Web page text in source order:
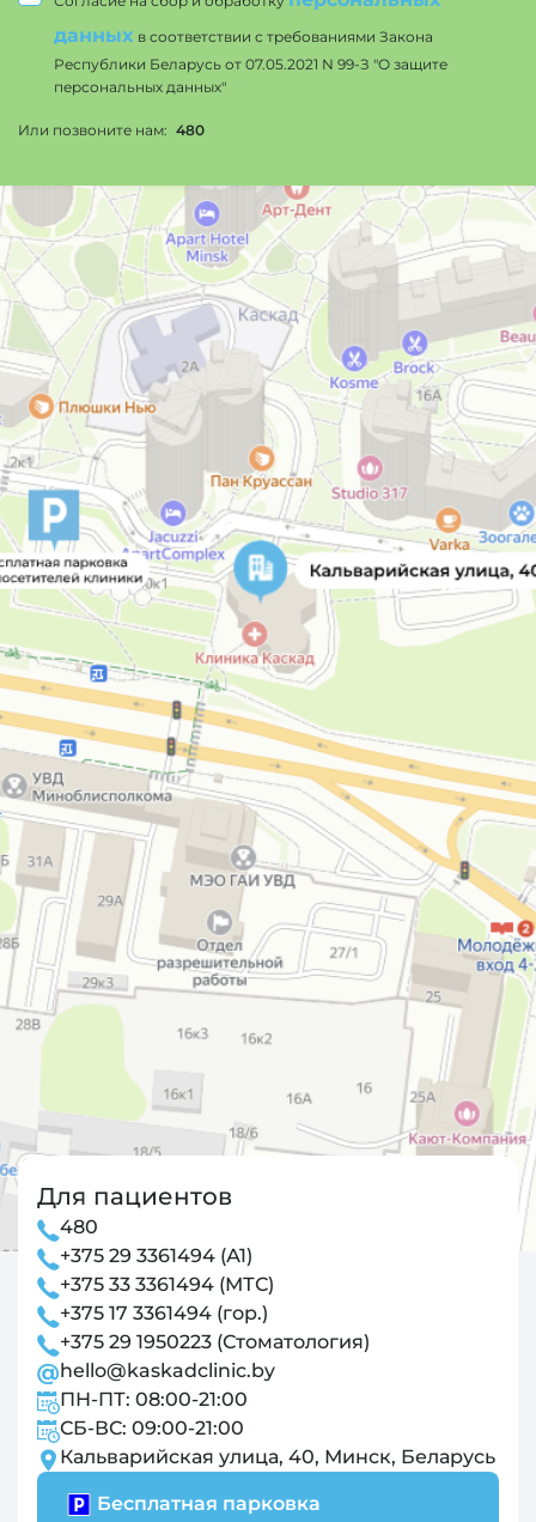
Или позвоните нам: 480
данных в соответствии с требованиями Закона
Республики Беларусь от 07.05.2021 N 99-З "О защите
персональных данных"
Для пациентов
480
+375 29 3361494 (А1)
+375 33 3361494 (МТС)
+375 17 3361494 (гор.)
+375 29 1950223 (Стоматология)
hello@kaskadclinic.by
ПН-ПТ: 08:00-21:00
СБ-ВС: 09:00-21:00
Кальварийская улица, 40, Минск, Беларусь
Бесплатная парковка